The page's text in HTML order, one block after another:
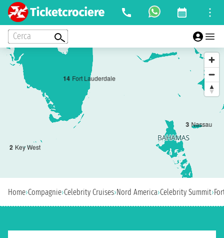
Cerca
14 Fort Lauderdale
2 Key West
3 Nassau
Home›Compagnie›Celebrity Cruises›Nord America›Celebrity Summit›